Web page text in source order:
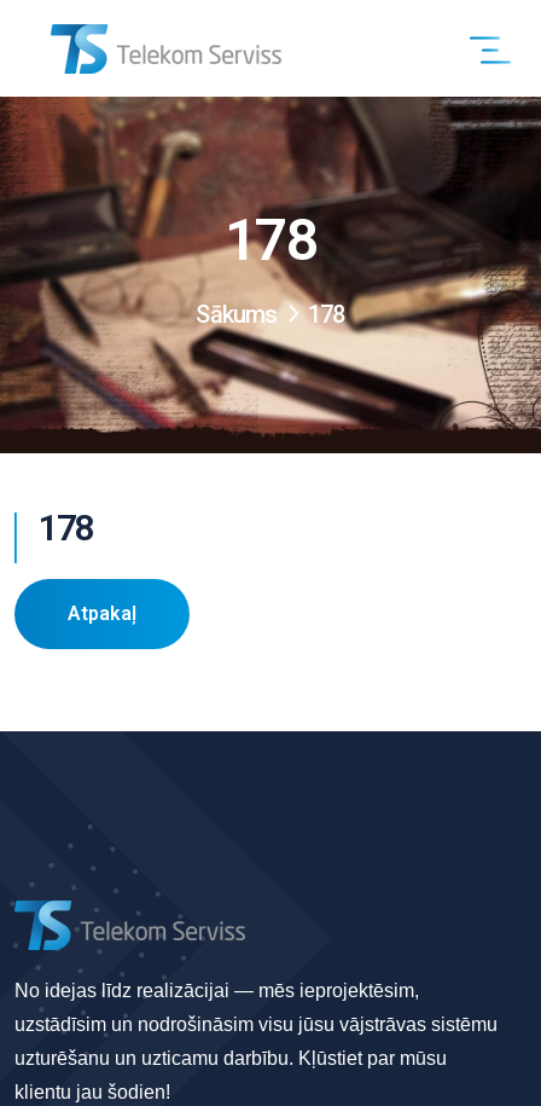
178
Sākums 178
178
Atpakaļ
No idejas līdz realizācijai — mēs ieprojektēsim,
uzstādīsim un nodrošināsim visu jūsu vājstrāvas sistēmu
uzturēšanu un uzticamu darbību. Kļūstiet par mūsu
klientu jau šodien!